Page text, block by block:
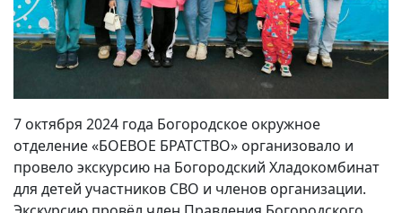
7 октября 2024 года Богородское окружное
отделение «БОЕВОЕ БРАТСТВО» организовало и
провело экскурсию на Богородский Хладокомбинат
для детей участников СВО и членов организации.